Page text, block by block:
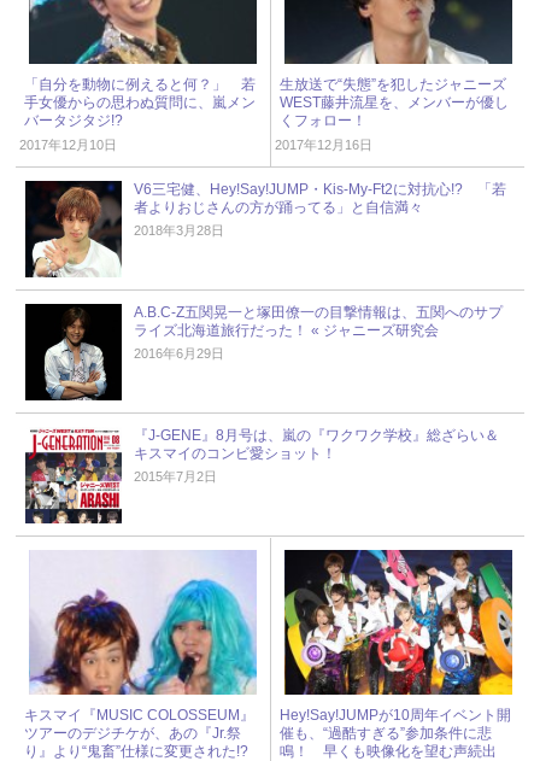
「自分を動物に例えると何？」 若
手女優からの思わぬ質問に、嵐メン
バータジタジ!?
2017年12月10日
生放送で“失態”を犯したジャニーズ
WEST藤井流星を、メンバーが優し
くフォロー！
2017年12月16日
V6三宅健、Hey!Say!JUMP・Kis-My-Ft2に対抗心!? 「若
者よりおじさんの方が踊ってる」と自信満々
2018年3月28日
A.B.C-Z五関晃一と塚田僚一の目撃情報は、五関へのサプ
ライズ北海道旅行だった！ « ジャニーズ研究会
2016年6月29日
『J-GENE』8月号は、嵐の『ワクワク学校』総ざらい＆
キスマイのコンビ愛ショット！
2015年7月2日
キスマイ『MUSIC COLOSSEUM』
ツアーのデジチケが、あの『Jr.祭
り』より“鬼畜”仕様に変更された!?
Hey!Say!JUMPが10周年イベント開
催も、“過酷すぎる”参加条件に悲
鳴！ 早くも映像化を望む声続出